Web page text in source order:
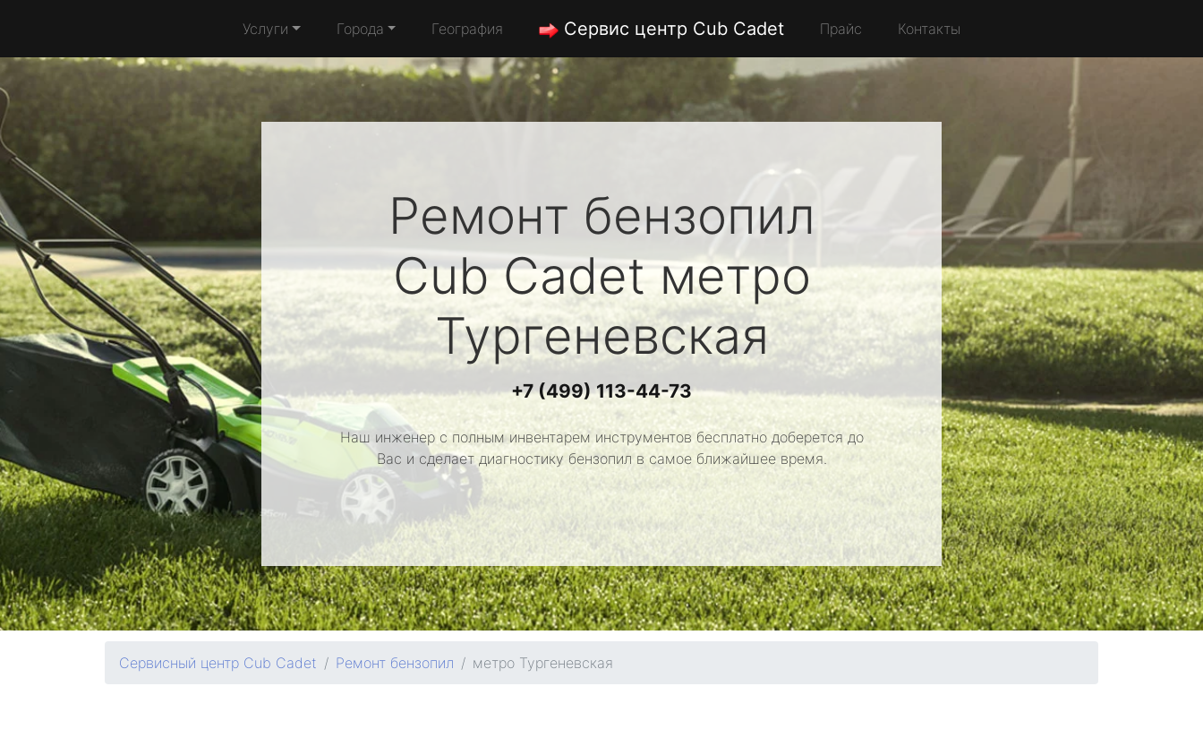
Услуги Города География Сервис центр Cub Cadet Прайс Контакты
Ремонт бензопил
Cub Cadetметро
Тургеневская
+7 (499) 113-44-73
Наш инженер с полным инвентарем инструментов бесплатно доберется до
Вас и сделает диагностику бензопил в самое ближайшее время.
Сервисный центр Cub Cadet Ремонт бензопил метро Тургеневская